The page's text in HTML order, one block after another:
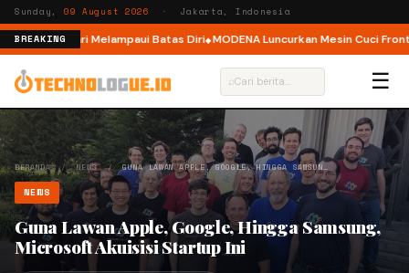
Sunday, 09 August 2026 · Jakarta, Indonesia
BREAKING
Ajak Pelari Melampaui Batas Diri MODENA Luncurkan Mesin Cuci Front
⌕ ☰
BERANDA/NEWS/GUNA LAWAN APPLE, GOOGLE, HINGGA SAMSUN…
NEWS
Guna Lawan Apple, Google, Hingga Samsung,
Microsoft Akuisisi Startup Ini